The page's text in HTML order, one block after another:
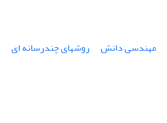
مهندسی دانش
روشهای چندرسانه ای